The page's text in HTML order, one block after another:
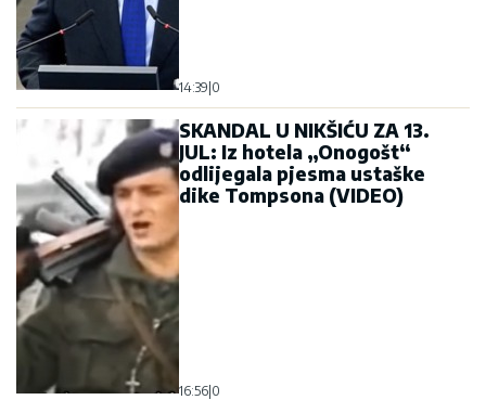
14:39|0
SKANDAL U NIKŠIĆU ZA 13.
JUL: Iz hotela „Onogošt“
odlijegala pjesma ustaške
dike Tompsona (VIDEO)
16:56|0